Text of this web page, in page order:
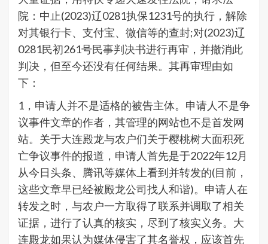
院：中止(2023)辽0281执保1231号的执行，解除
对其银行卡、支付宝、微信等的查封;对(2023)辽
0281民初261号民事判决书进行再审，并撤消此
判决，但至今还没有任何结果。其再审理由如
下：
1，申请人并不是适格的被告主体。申请人不是争
议事件文章的作者，其管理的网站也不是首发网
站。关于大连殿龙与农户们关于樱桃树大面积死
亡争议事件的报道，申请人首先是于2022年12月
从今日头条、腾讯等媒体上看到并转发的(目前，
这些文章早已经被殿龙公司找人和谐)。申请人在
转发之时，与农户一方取得了联系并调取了相关
证据，进行了认真的核实，尽到了核实义务。大
连殿龙如果认为媒体侵害了其名誉权，应该首先